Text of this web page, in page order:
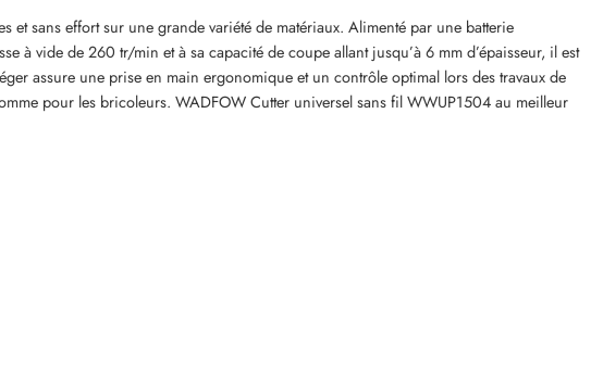
sans effort sur une grande variété de matériaux. Alimenté par une batterie
à vide de 260 tr/min et à sa capacité de coupe allant jusqu’à 6 mm d’épaisseur, il est
assure une prise en main ergonomique et un contrôle optimal lors des travaux de
pour les bricoleurs. WADFOW Cutter universel sans fil WWUP1504 au meilleur